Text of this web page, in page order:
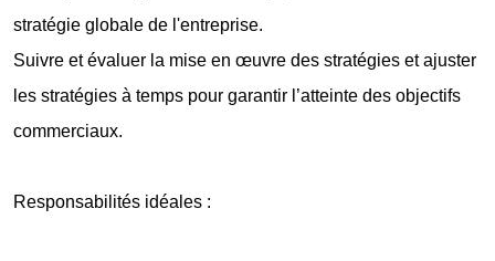
stratégie globale de l'entreprise.
Suivre et évaluer la mise en œuvre des stratégies et ajuster
les stratégies à temps pour garantir l’atteinte des objectifs
commerciaux.
Responsabilités idéales :